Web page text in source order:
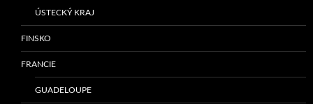
ÚSTECKÝ KRAJ
FINSKO
FRANCIE
GUADELOUPE